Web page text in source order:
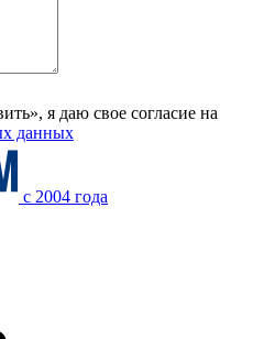
я даю свое согласие на
данных
c 2004 года